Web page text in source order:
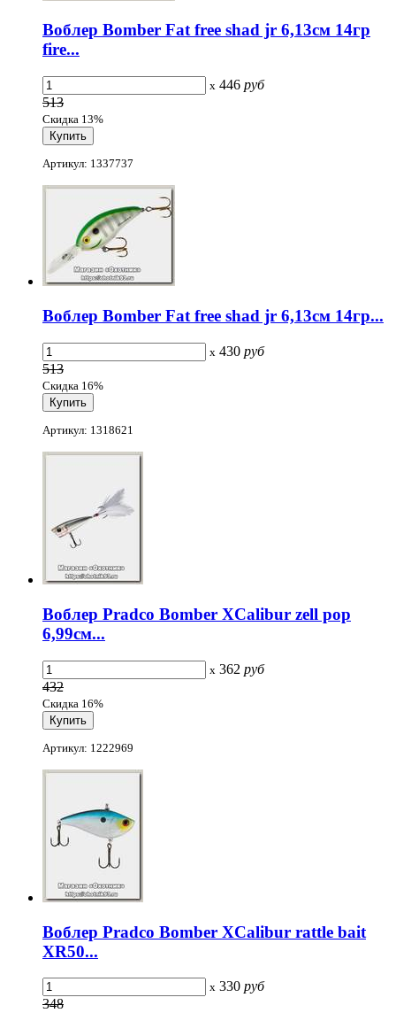
Воблер Bomber Fat free shad jr 6,13см 14гр
fire...
x 446 руб
513
Скидка 13%
Артикул: 1337737
Воблер Bomber Fat free shad jr 6,13см 14гр...
x 430 руб
513
Скидка 16%
Артикул: 1318621
Воблер Pradco Bomber XCalibur zell pop
6,99см...
x 362 руб
432
Скидка 16%
Артикул: 1222969
Воблер Pradco Bomber XCalibur rattle bait
XR50...
x 330 руб
348